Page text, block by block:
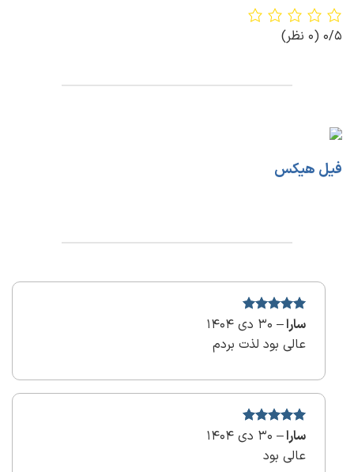
0/5 (0 نظر)
فیل هیکس
نمره 5از
سارا– 30 دی 1404
عالی بود لذت بردم
نمره 5از
سارا– 30 دی 1404
عالی بود